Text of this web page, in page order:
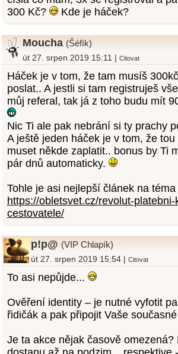
300 Kč?
Kde je háček?
Moucha (Šéfík)
út 27. srpen 2019 15:11 | Citovat
Háček je v tom, že tam musíš
poslat.. A jestli si tam registruješ
můj referal, tak já z toho budu mít
Nic Ti ale pak nebrání si ty prachy
A ještě jeden háček je v tom, že
muset někde zaplatit.. bonus by Ti
pár dnů automaticky.
Tohle je asi nejlepší článek na
https://obletsvet.cz/revolut-platebni-
cestovatele/
p!p@ (VIP Chlapík)
út 27. srpen 2019 15:54 |Citovat
To asi nepůjde...
Ověření identity – je nutné vyfotit
řidičák a pak připojit Vaše
Je ta akce nějak časově omezená?